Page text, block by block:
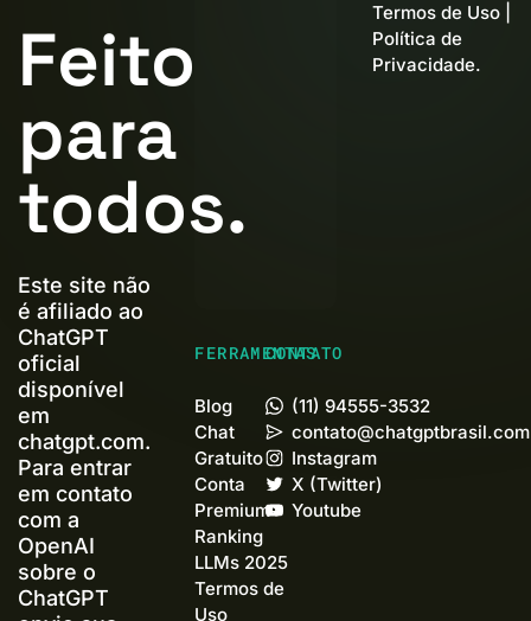
Feito
para
todos.
Este site não
é afiliado ao
ChatGPT
oficial
disponível
em
chatgpt.com.
Para entrar
em contato
com a
OpenAI
sobre o
ChatGPT
FERRAMENTAS
Blog
Chat
Gratuito
Conta
Premium+
Ranking
LLMs 2025
Termos de
Uso
CONTATO
(11) 94555-3532
Instagram
X (Twitter)
Youtube
Termos de Uso|
Política de
Privacidade.